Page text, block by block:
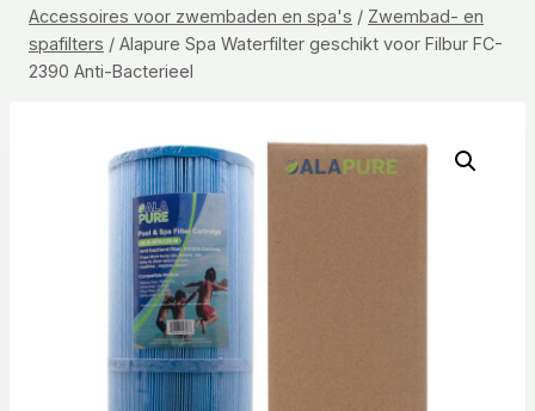
Accessoires voor zwembaden en spa's / Zwembad- en
spafilters / Alapure Spa Waterfilter geschikt voor Filbur FC-
2390 Anti-Bacterieel